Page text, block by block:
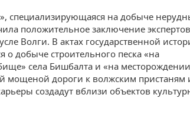
специализирующаяся на добыче
положительное заключение
Волги. В актах государственной
о добыче строительного песка «на
села Бишбалта и «на
мощеной дороги к волжским пристаням
создадут вблизи объектов